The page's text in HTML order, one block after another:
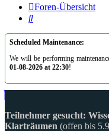
Foren-Übersicht
Suche
Scheduled Maintenance:
We will be performing
01-08-2026 at 22:30!
Teilnehmer gesucht:
Klarträumen (offen bis